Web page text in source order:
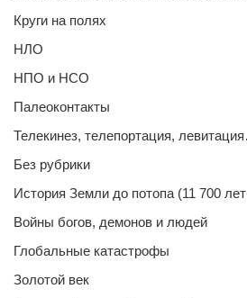
Круги на полях
НЛО
НПО и НСО
Палеоконтакты
Телекинез, телепортация,
Без рубрики
История Земли до потопа (11 700
Войны богов, демонов и людей
Глобальные катастрофы
Золотой век